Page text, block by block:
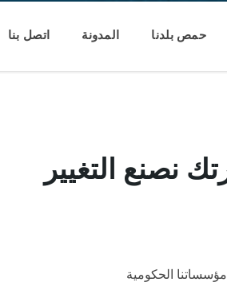
حمص بلدنا المدونة اتصل بنا
نصنع التغيير
الحكومية